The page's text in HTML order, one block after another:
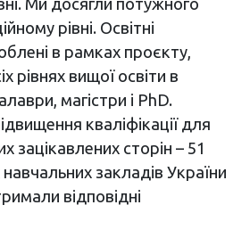
рівні. Освітні
в рамках проєкту,
рівнях вищої освіти в
магістри і PhD.
кваліфікації для
зацікавлених сторін – 51
закладів України
відповідні